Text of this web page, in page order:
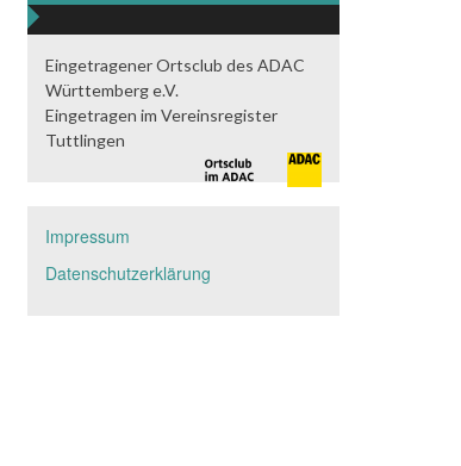
Eingetragener Ortsclub des ADAC
Württemberg e.V.
Eingetragen im Vereinsregister
Tuttlingen
Impressum
Datenschutzerklärung